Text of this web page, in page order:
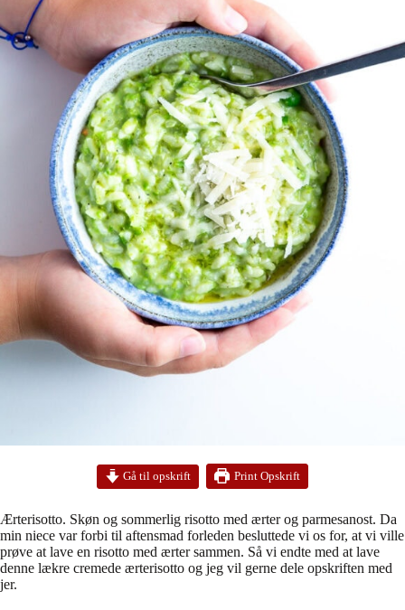
Gå til opskrift Print Opskrift
Ærterisotto. Skøn og sommerlig risotto med ærter og parmesanost. Da
min niece var forbi til aftensmad forleden besluttede vi os for, at vi ville
prøve at lave en risotto med ærter sammen. Så vi endte med at lave
denne lækre cremede ærterisotto og jeg vil gerne dele opskriften med
jer.